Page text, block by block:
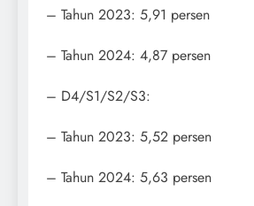
– Tahun 2023: 5,91 persen
– Tahun 2024: 4,87 persen
– D4/S1/S2/S3:
– Tahun 2023: 5,52 persen
– Tahun 2024: 5,63 persen